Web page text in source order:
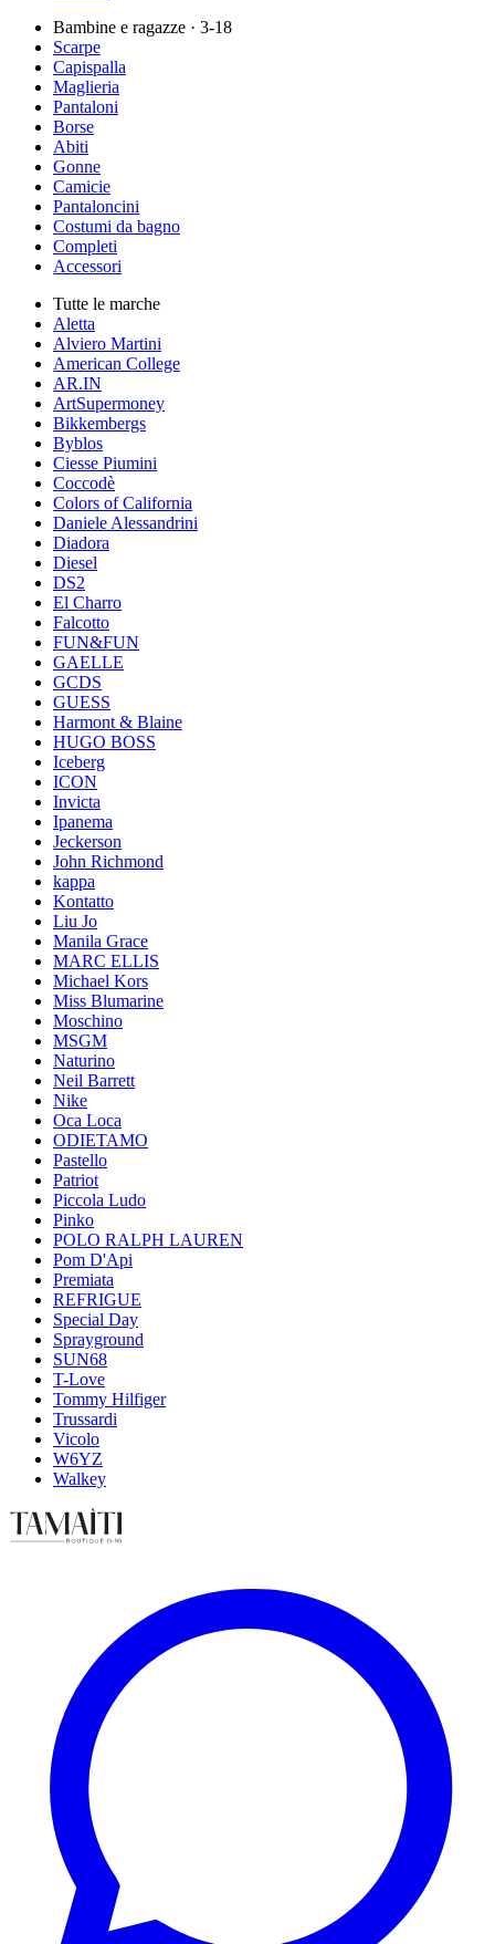
Bambine e ragazze · 3-18
Scarpe
Capispalla
Maglieria
Pantaloni
Borse
Abiti
Gonne
Camicie
Pantaloncini
Costumi da bagno
Completi
Accessori
Tutte le marche
Aletta
Alviero Martini
American College
AR.IN
ArtSupermoney
Bikkembergs
Byblos
Ciesse Piumini
Coccodè
Colors of California
Daniele Alessandrini
Diadora
Diesel
DS2
El Charro
Falcotto
FUN&FUN
GAELLE
GCDS
GUESS
Harmont & Blaine
HUGO BOSS
Iceberg
ICON
Invicta
Ipanema
Jeckerson
John Richmond
kappa
Kontatto
Liu Jo
Manila Grace
MARC ELLIS
Michael Kors
Miss Blumarine
Moschino
MSGM
Naturino
Neil Barrett
Nike
Oca Loca
ODIETAMO
Pastello
Patriot
Piccola Ludo
Pinko
POLO RALPH LAUREN
Pom D'Api
Premiata
REFRIGUE
Special Day
Sprayground
SUN68
T-Love
Tommy Hilfiger
Trussardi
Vicolo
W6YZ
Walkey